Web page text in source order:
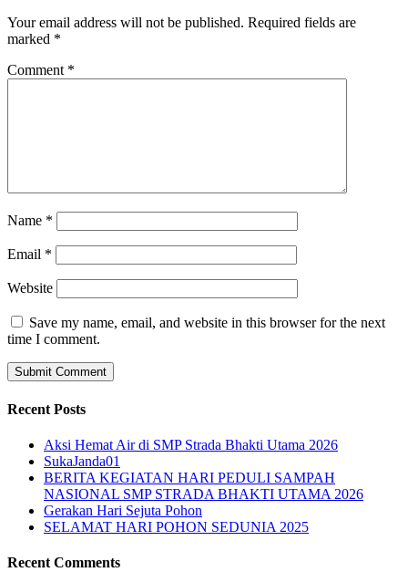
Your email address will not be published. Required fields are
marked *
Comment *
Name *
Email *
Website
Save my name, email, and website in this browser for the next
time I comment.
Recent Posts
Aksi Hemat Air di SMP Strada Bhakti Utama 2026
SukaJanda01
BERITA KEGIATAN HARI PEDULI SAMPAH
NASIONAL SMP STRADA BHAKTI UTAMA 2026
Gerakan Hari Sejuta Pohon
SELAMAT HARI POHON SEDUNIA 2025
Recent Comments